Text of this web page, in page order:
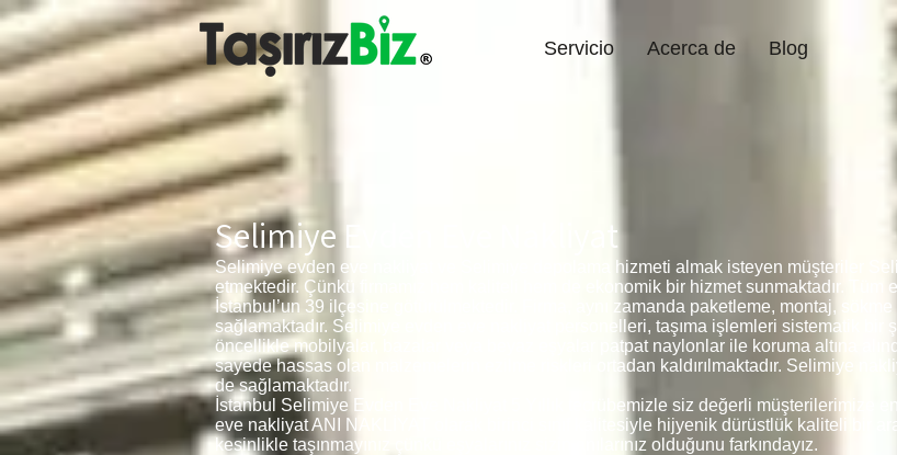
Servicio Acerca de Blog
Selimiye Evden Eve Nakliyat
Selimiye evden eve nakliyat ve Selimiye depolama hizmeti almak isteyen müşteriler
etmektedir. Çünkü firmamız hem kaliteli hem de ekonomik bir hizmet sunmaktadır.
İstanbul’un 39 ilçesine götürülmektedir. Firma, aynı zamanda paketleme, montaj,
sağlamaktadır. Selimiye evden eve nakliyat personelleri, taşıma işlemleri sistematik bir
öncellikle mobilyalar, bazalar veya beyaz eşyalar patpat naylonlar ile koruma altına
sayede hassas olan malzemelerin ezilme riskleri ortadan kaldırılmaktadır. Selimiye
de sağlamaktadır.
İstanbul Selimiye Evden Eve Nakliyat 5 Yıllık tecrübemizle siz değerli müşterilerimize
eve nakliyat ANI NAKLİYAT olarak birinci sınıf kalitesiyle hijyenik dürüstlük kaliteli bir
kesinlikle taşınmayınız çünkü eşyalarınız sizin anılarınız olduğunu farkındayız.